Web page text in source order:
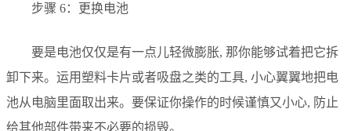
步骤 6：更换电池
要是电池仅仅是有一点儿轻微膨胀, 那你能够试着把它拆
卸下来。运用塑料卡片或者吸盘之类的工具, 小心翼翼地把电
池从电脑里面取出来。要保证你操作的时候谨慎又小心, 防止
给其他部件带来不必要的损毁。